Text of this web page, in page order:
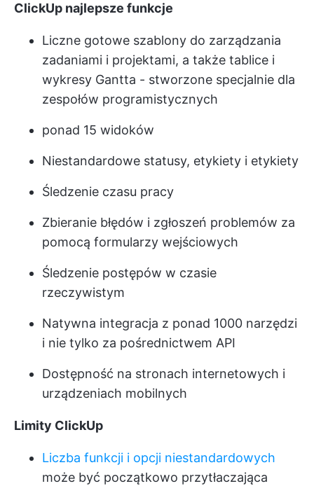
ClickUp najlepsze funkcje
Liczne gotowe szablony do zarządzania
zadaniami i projektami, a także tablice i
wykresy Gantta - stworzone specjalnie dla
zespołów programistycznych
ponad 15 widoków
Niestandardowe statusy, etykiety i etykiety
Śledzenie czasu pracy
Zbieranie błędów i zgłoszeń problemów za
pomocą formularzy wejściowych
Śledzenie postępów w czasie
rzeczywistym
Natywna integracja z ponad 1000 narzędzi
i nie tylko za pośrednictwem API
Dostępność na stronach internetowych i
urządzeniach mobilnych
Limity ClickUp
Liczba funkcji i opcji niestandardowych
może być początkowo przytłaczająca